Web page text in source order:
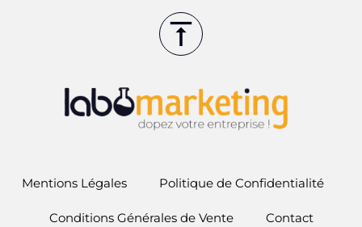
Mentions Légales Politique de Confidentialité
Conditions Générales de Vente Contact